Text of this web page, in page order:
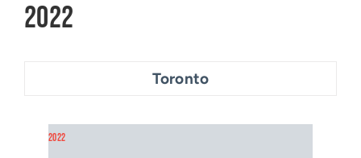
2022
Toronto
2022